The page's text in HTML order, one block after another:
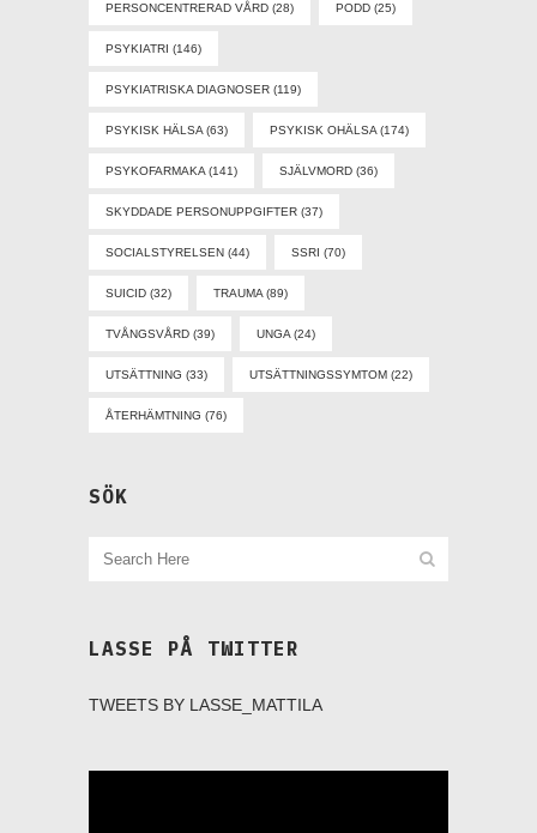
PERSONCENTRERAD VÅRD (28) PODD (25)
PSYKIATRI (146)
PSYKIATRISKA DIAGNOSER (119)
PSYKISK HÄLSA (63) PSYKISK OHÄLSA (174)
PSYKOFARMAKA (141) SJÄLVMORD (36)
SKYDDADE PERSONUPPGIFTER (37)
SOCIALSTYRELSEN (44) SSRI (70)
SUICID (32) TRAUMA (89)
TVÅNGSVÅRD (39) UNGA (24)
UTSÄTTNING (33) UTSÄTTNINGSSYMTOM (22)
ÅTERHÄMTNING (76)
SÖK
LASSE PÅ TWITTER
TWEETS BY LASSE_MATTILA